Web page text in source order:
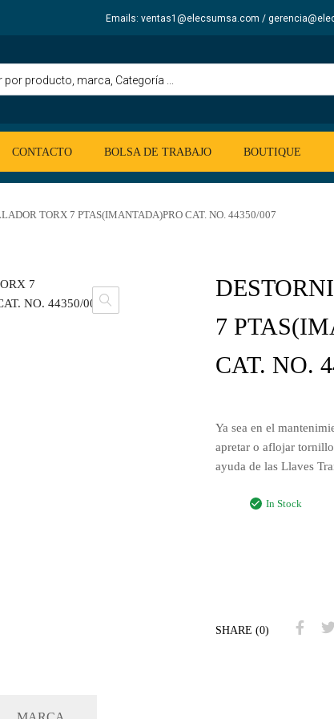
Emails: ventas1@elecsumsa.com /
CONTACTO BOLSA DE TRABAJO BOUTIQUE
TORX 7 PTAS(IMANTADA)PRO CAT. NO. 44350/007
7
CAT. NO.
Ya sea en el
apretar o aflojar
ayuda de las Llaves
In Stock
SHARE (0)